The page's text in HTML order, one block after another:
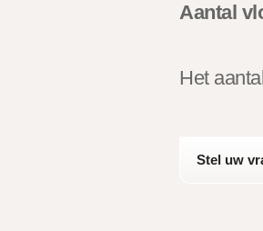
Aantal
Het
Stel uw